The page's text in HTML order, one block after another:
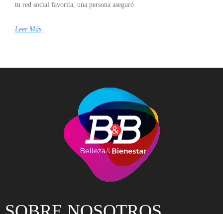
tu red social favorita, una persona aseguró
Leer Más